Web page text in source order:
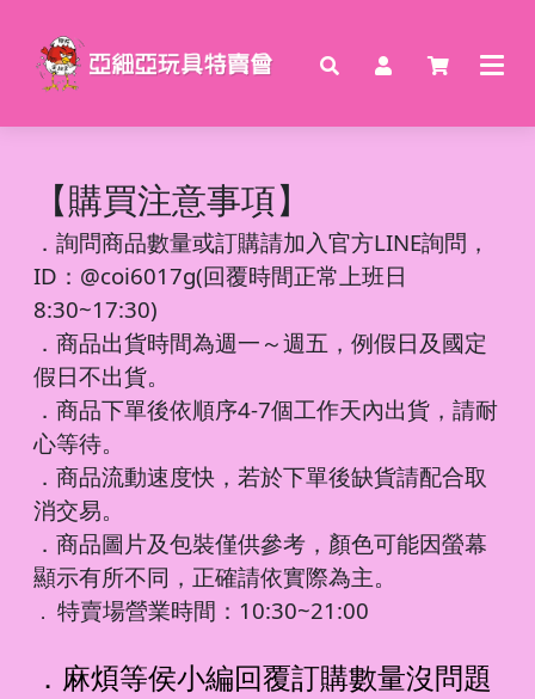
【購買注意事項】
． 詢問商品數量或訂購請加入官方LINE詢問，
ID：@coi6017g(回覆時間正常上班日
8:30~17:30)
．商品出貨時間為週一～週五，例假日及國定
假日不出貨。
．商品下單後依順序4-7個工作天內出貨，請耐
心等待。
．商品流動速度快，若於下單後缺貨請配合取
消交易。
．商品圖片及包裝僅供參考，顏色可能因螢幕
顯示有所不同，正確請依實際為主。
． 特賣場營業時間：10:30~21:00
．麻煩等侯小編回覆訂購數量沒問題